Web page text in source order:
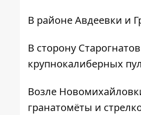
В районе Авдеевки и
В сторону
крупнокалиберных
Возле
гранатомёты и